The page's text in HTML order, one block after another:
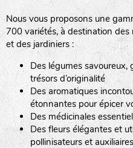
Nous vous proposons une
700 variétés, à destination
et des jardiniers :
Des légumes savoureux,
trésors d’originalité
Des aromatiques
étonnantes pour épicer
Des médicinales
Des fleurs élégantes et
pollinisateurs et
tas de compost
fleurs